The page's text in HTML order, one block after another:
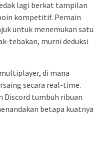
lagi berkat tampilan
kompetitif. Pemain
untuk menemukan satu
tebakan, murni deduksi
di mana
secara real-time.
Discord tumbuh ribuan
betapa kuatnya